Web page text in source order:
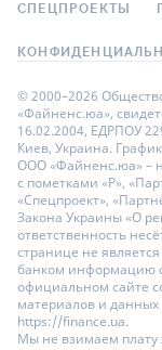
СПЕЦПРОЕКТЫ
© 2000–2026
«Файненс.юа»,
16.02.2004, ЕДРПОУ
Киев, Украина.
ООО «Файненс.юа» –
с пометками «Р»,
«Спецпроект»,
Закона Украины «О
ответственность
странице не
банком информацию о
официальном сайте
материалов и данных
https://finance.ua.
Мы не взимаем плату